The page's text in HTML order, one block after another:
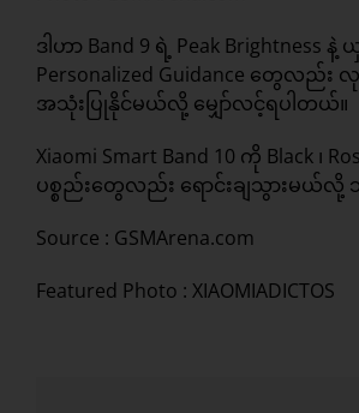
ဒါဟာ Band 9 ရဲ့ Peak Brightness
Personalized Guidance တွေလည်
အသုံးပြုနိုင်မယ်လို့ မျှော်လင့်ရပါတယ်။
Xiaomi Smart Band 10 ကို Black
ပစ္စည်းတွေလည်း ရောင်းချသွားမယ်လို့
Source : GSMArena.com
Featured Photo : XIAOMIADICTOS